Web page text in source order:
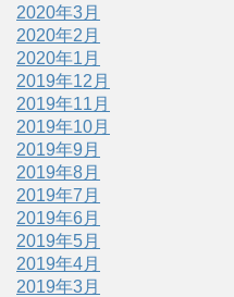
2020年3月
2020年2月
2020年1月
2019年12月
2019年11月
2019年10月
2019年9月
2019年8月
2019年7月
2019年6月
2019年5月
2019年4月
2019年3月